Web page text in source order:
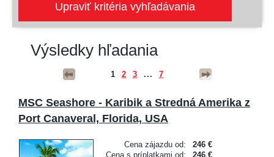
Výsledky hľadania
1 2 3 ... 7
MSC Seashore - Karibik a Stredná Amerika z
Port Canaveral, Florida, USA
Cena zájazdu od:
246 €
Cena s príplatkami od:
246 €